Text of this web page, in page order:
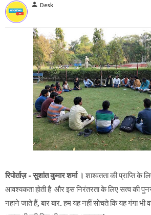
person Desk
रिपोर्ताज़ - सुशांत कुमार शर्मा । शाश्वतता की प्राप्ति के
आवश्यकता होती है और इस निरंतरता के लिए सत्व की
नहाने जाते हैं, बार बार. हम यह नहीं सोचते कि यह गंगा भी